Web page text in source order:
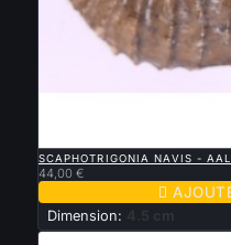
SCAPHOTRIGONIA NAVIS -
44,00 €

Dimension: 4.5 cm